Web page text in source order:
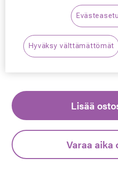
Synttäriale: erä
katso
Lisää
Varaa aika
Hyväksy välttämättömät